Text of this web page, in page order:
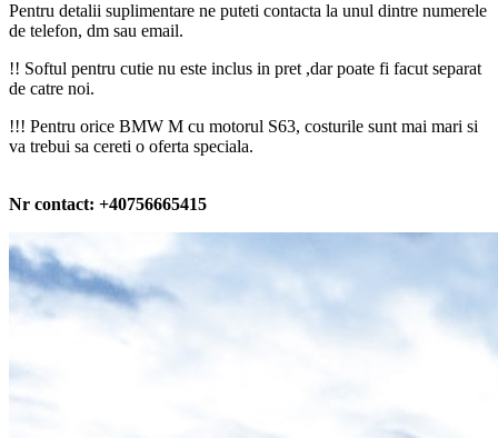
Pentru detalii suplimentare ne puteti contacta la unul dintre numerele
de telefon, dm sau email.
!! Softul pentru cutie nu este inclus in pret ,dar poate fi facut separat
de catre noi.
!!! Pentru orice BMW M cu motorul S63, costurile sunt mai mari si
va trebui sa cereti o oferta speciala.
Nr contact: +40756665415